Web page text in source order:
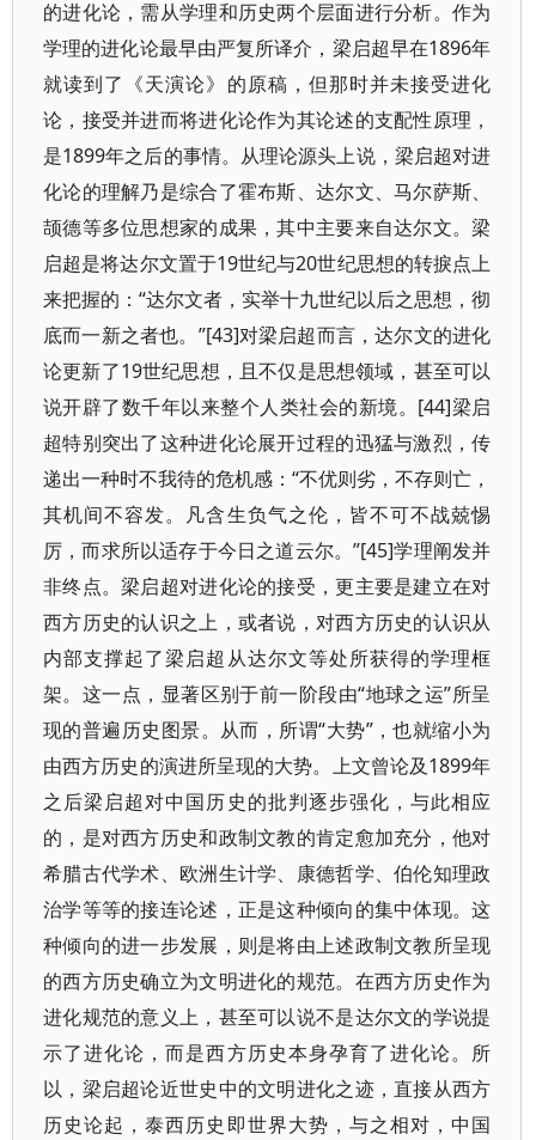
的进化论，需从学理和历史两个层面进行分析。作为
学理的进化论最早由严复所译介，梁启超早在1896年
就读到了《天演论》的原稿，但那时并未接受进化
论，接受并进而将进化论作为其论述的支配性原理，
是1899年之后的事情。从理论源头上说，梁启超对进
化论的理解乃是综合了霍布斯、达尔文、马尔萨斯、
颉德等多位思想家的成果，其中主要来自达尔文。梁
启超是将达尔文置于19世纪与20世纪思想的转捩点上
来把握的：“达尔文者，实举十九世纪以后之思想，彻
底而一新之者也。”[43]对梁启超而言，达尔文的进化
论更新了19世纪思想，且不仅是思想领域，甚至可以
说开辟了数千年以来整个人类社会的新境。[44]梁启
超特别突出了这种进化论展开过程的迅猛与激烈，传
递出一种时不我待的危机感：“不优则劣，不存则亡，
其机间不容发。凡含生负气之伦，皆不可不战兢惕
厉，而求所以适存于今日之道云尔。”[45]学理阐发并
非终点。梁启超对进化论的接受，更主要是建立在对
西方历史的认识之上，或者说，对西方历史的认识从
内部支撑起了梁启超从达尔文等处所获得的学理框
架。这一点，显著区别于前一阶段由“地球之运”所呈
现的普遍历史图景。从而，所谓“大势”，也就缩小为
由西方历史的演进所呈现的大势。上文曾论及1899年
之后梁启超对中国历史的批判逐步强化，与此相应
的，是对西方历史和政制文教的肯定愈加充分，他对
希腊古代学术、欧洲生计学、康德哲学、伯伦知理政
治学等等的接连论述，正是这种倾向的集中体现。这
种倾向的进一步发展，则是将由上述政制文教所呈现
的西方历史确立为文明进化的规范。在西方历史作为
进化规范的意义上，甚至可以说不是达尔文的学说提
示了进化论，而是西方历史本身孕育了进化论。所
以，梁启超论近世史中的文明进化之迹，直接从西方
历史论起，泰西历史即世界大势，与之相对，中国